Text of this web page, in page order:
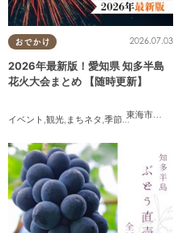
おでかけ
東海市
,大府市
2026.07.03
2026年最新版！愛知県 知多半島
花火大会まとめ 【随時更新】
イベント 観光 まちネタ 季節ネタ ,まとめ記事